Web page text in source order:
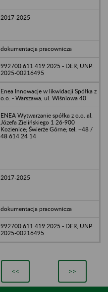
2017-2025
dokumentacja pracownicza
992700.611.419.2025 - DER; UNP:
2025-00216495
Enea Innowacje w likwidacji Spółka z
o.o. - Warszawa, ul. Wiśniowa 40
ENEA Wytwarzanie spółka z o.o. al.
Józefa Zielińskiego 1 26-900
Kozienice; Świerże Górne; tel. +48 /
48 614 24 14
2017-2025
dokumentacja pracownicza
992700.611.419.2025 - DER; UNP:
2025-00216495
<< >>